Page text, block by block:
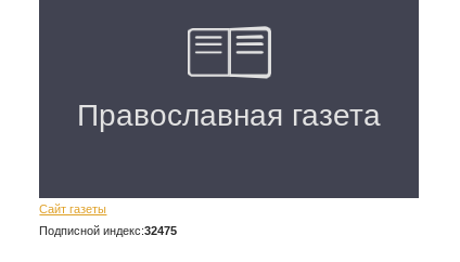
Сайт газеты
Подписной индекс:32475